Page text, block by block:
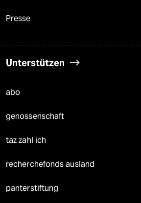
Presse
Unterstützen
abo
genossenschaft
taz zahl ich
recherchefonds ausland
panterstiftung